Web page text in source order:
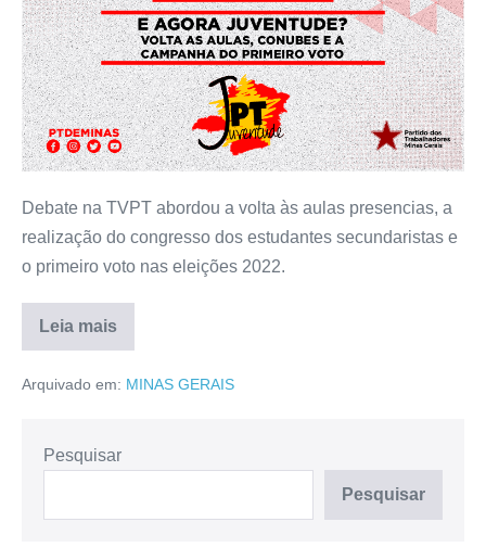
Debate na TVPT abordou a volta às aulas presencias, a
realização do congresso dos estudantes secundaristas e
o primeiro voto nas eleições 2022.
Leia mais
Arquivado em: MINAS GERAIS
Pesquisar
Pesquisar